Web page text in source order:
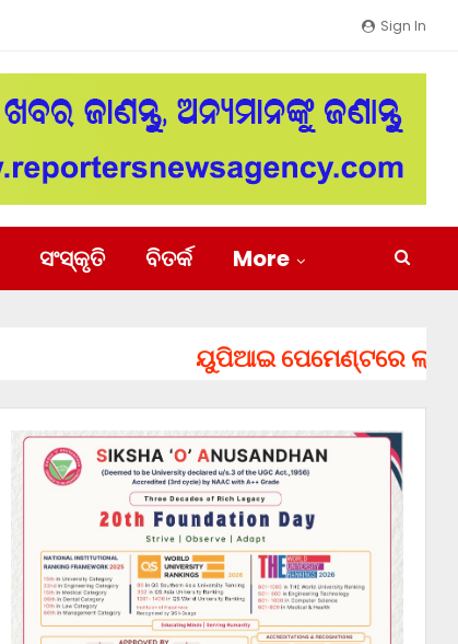
Sign In
ସଂସ୍କୃତି ବିତର୍କ More
ୟୁପିଆଇ ପେମେଣ୍ଟରେ ଲାଗିପାରେ